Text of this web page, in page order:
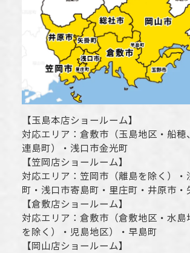
【玉島本店ショールーム】
対応エリア： 倉敷市 （玉島地区・船穂
連島町）・ 浅口市金光町
【笠岡店ショールーム】
対応エリア： 笠岡市（離島を除く） ・
町・ 浅口市寄島町・里庄町・ 井原市
【倉敷店ショールーム】
対応エリア： 倉敷市 （倉敷地区・水
を除く）・児島地区）・早島町
【 岡山店ショールーム】